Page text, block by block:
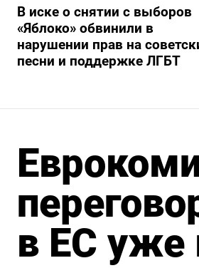
В иске о снятии с выборов
«Яблоко» обвинили в
нарушении прав на
песни и поддержке ЛГБТ
в ЕС уже